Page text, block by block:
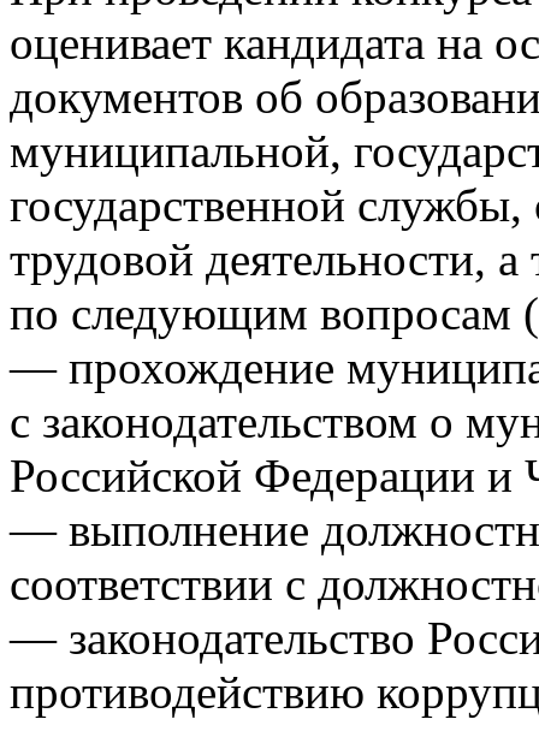
оценивает кандидата на
документов об
муниципальной,
государственной
трудовой деятельности,
по следующим вопросам
— прохождение
с законодательством о
Российской Федерации и
— выполнение
соответствии с
— законодательство
противодействию